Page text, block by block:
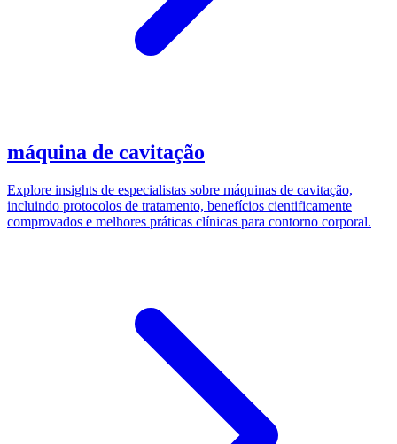
máquina de cavitação
Explore insights de especialistas sobre máquinas de cavitação,
incluindo protocolos de tratamento, benefícios cientificamente
comprovados e melhores práticas clínicas para contorno corporal.